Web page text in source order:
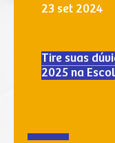
23 set 2024
Tire suas
2025 na